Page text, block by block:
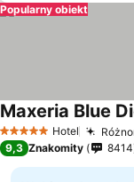
Popularny obiekt
5 KategoriaHotel
Maxeria Blue
9,3 Znakomity 8414